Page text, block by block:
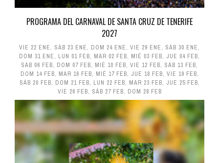
PROGRAMA DEL CARNAVAL DE SANTA CRUZ DE TENERIFE
2027
VIE 22 ENE, SÁB 23 ENE, DOM 24 ENE, VIE 29 ENE, SÁB 30 ENE,
DOM 31 ENE, LUN 01 FEB, MAR 02 FEB, MIÉ 03 FEB, JUE 04 FEB,
SÁB 06 FEB, DOM 07 FEB, MIÉ 10 FEB, VIE 12 FEB, SÁB 13 FEB,
DOM 14 FEB, MAR 16 FEB, MIÉ 17 FEB, JUE 18 FEB, VIE 19 FEB,
SÁB 20 FEB, DOM 21 FEB, LUN 22 FEB, MAR 23 FEB, JUE 25 FEB,
VIE 26 FEB, SÁB 27 FEB, DOM 28 FEB